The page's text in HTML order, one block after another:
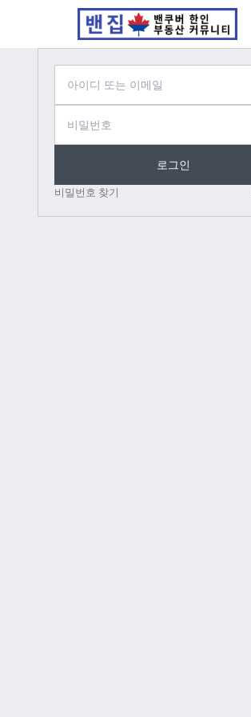
로그인
비밀번호 찾기